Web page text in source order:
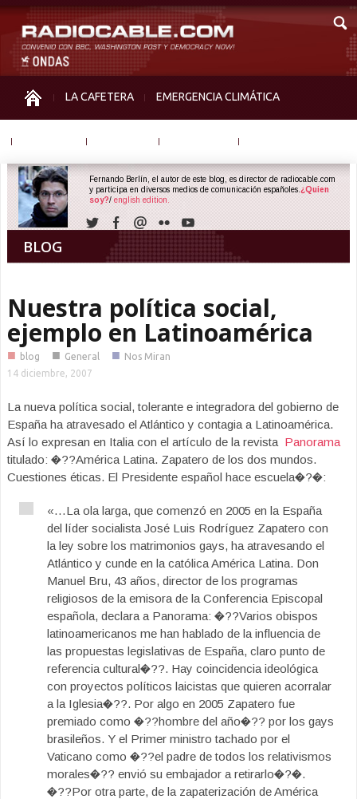
LA CAFETERA EMERGENCIA CLIMÁTICA
BLOG
Fernando Berlín, el autor de este blog, es director de radiocable.com
y participa en diversos medios de comunicación españoles. ¿Quien
soy?/ english edition.
Nuestra política social,
ejemplo en Latinoamérica
■ blog ■ General ■ Nos Miran
14 diciembre, 2007
La nueva política social, tolerante e integradora del gobierno de
España ha atravesado el Atlántico y contagia a Latinoamérica.
Así lo expresan en Italia con el artículo de la revista Panorama
titulado: �??América Latina. Zapatero de los dos mundos.
Cuestiones éticas. El Presidente español hace escuela�?�:
«…La ola larga, que comenzó en 2005 en la España
del líder socialista José Luis Rodríguez Zapatero con
la ley sobre los matrimonios gays, ha atravesando el
Atlántico y cunde en la católica América Latina. Don
Manuel Bru, 43 años, director de los programas
religiosos de la emisora de la Conferencia Episcopal
española, declara a Panorama: �??Varios obispos
latinoamericanos me han hablado de la influencia de
las propuestas legislativas de España, claro punto de
referencia cultural�??. Hay coincidencia ideológica
con proyectos políticos laicistas que quieren acorralar
a la Iglesia�??. Por algo en 2005 Zapatero fue
premiado como �??hombre del año�?? por los gays
brasileños. Y el Primer ministro tachado por el
Vaticano como �??el padre de todos los relativismos
morales�?? envió su embajador a retirarlo�?�.
�??Por otra parte, de la zapaterización de América